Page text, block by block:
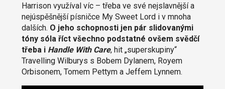
Harrison využíval víc – třeba ve své nejslavnější a
nejúspěšnější písničce My Sweet Lord i v mnoha
dalších. O jeho schopnosti jen pár slidovanými
tóny sóla říct všechno podstatné ovšem svědčí
třeba i Handle With Care, hit „superskupiny“
Travelling Wilburys s Bobem Dylanem, Royem
Orbisonem, Tomem Pettym a Jeffem Lynnem.